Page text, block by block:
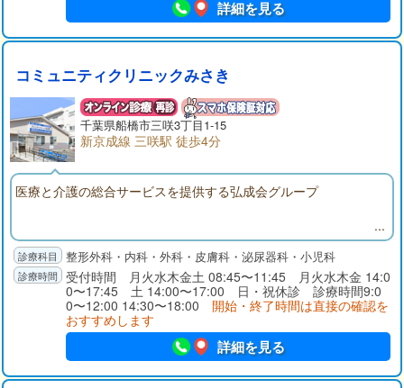
詳細を見る
コミュニティクリニックみさき
千葉県船橋市三咲3丁目1-15
新京成線 三咲駅 徒歩4分
医療と介護の総合サービスを提供する弘成会グループ
整形外科・内科・外科・皮膚科・泌尿器科・小児科
受付時間 月火水木金土 08:45〜11:45 月火水木金 14:0
0〜17:45 土 14:00〜17:00 日・祝休診 診療時間9:0
0〜12:00 14:30〜18:00 開始・終了時間は直接の確認を
おすすめします
詳細を見る